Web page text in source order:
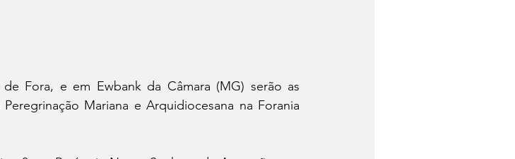
Fora, e em Ewbank da Câmara (MG) serão as
Mariana e Arquidiocesana na Forania